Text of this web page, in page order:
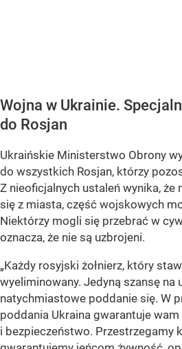
Wojna w Ukrainie.
do Rosjan
Ukraińskie Ministerstwo Obrony
do wszystkich Rosjan, którzy
Z nieoficjalnych ustaleń wynika,
się z miasta, część wojskowych
Niektórzy mogli się przebrać w
oznacza, że nie są uzbrojeni.
„Każdy rosyjski żołnierz, który
wyeliminowany. Jedyną szansę na
natychmiastowe poddanie się. W
poddania Ukraina gwarantuje
i bezpieczeństwo. Przestrzegamy